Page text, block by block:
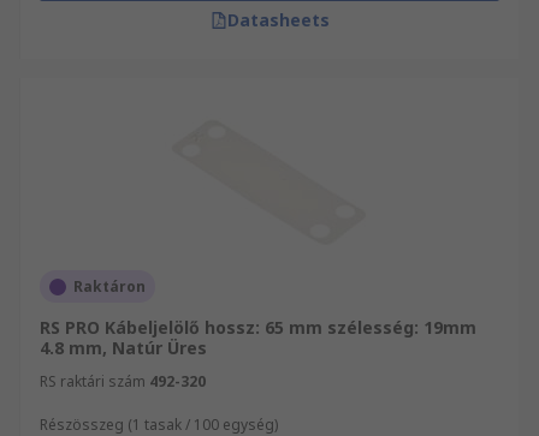
Datasheets
Raktáron
RS PRO Kábeljelölő hossz: 65 mm szélesség: 19mm
4.8 mm, Natúr Üres
RS raktári szám 492-320
Részösszeg (1 tasak / 100 egység)